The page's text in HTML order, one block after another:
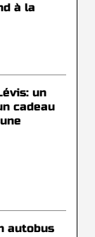
à la
un
cadeau
autobus